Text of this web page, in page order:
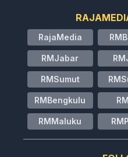
RajaMedia
RMJabar
RMSumut
RMBengkulu
RMMaluku